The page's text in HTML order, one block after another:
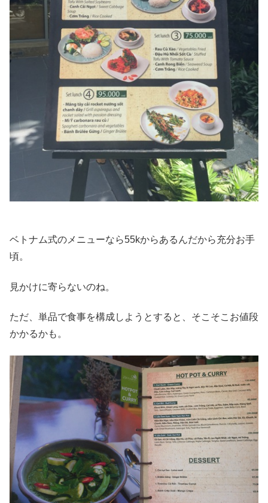
ベトナム式のメニューなら55kからあるんだから充分お手
頃。
見かけに寄らないのね。
ただ、単品で食事を構成しようとすると、そこそこお値段
かかるかも。